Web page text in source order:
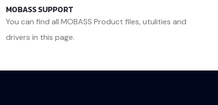
MOBASS SUPPORT
You can find all MOBASS Product files, utulities and
drivers in this page.